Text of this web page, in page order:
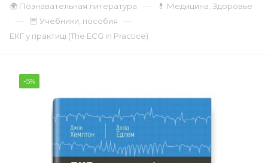
🌍 Познавательная литература — 💊 Медицина. Здоровье
— 🦉 Учебники, пособия —
ЕКГ у практиці (The ECG in Practice)
-5%